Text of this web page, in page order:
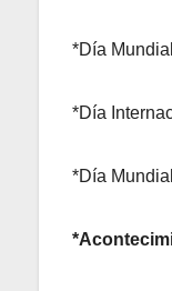
*Día
*Día
*Día